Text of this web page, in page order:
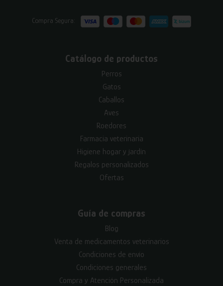
Compra Segura:
Catálogo de productos
Perros
Gatos
Caballos
Aves
Roedores
Farmacia veterinaria
Higiene hogar y jardín
Regalos personalizados
Ofertas
Guía de compras
Blog
Venta de medicamentos veterinarios
Condiciones de envío
Condiciones generales
Compra y Atención Personalizada